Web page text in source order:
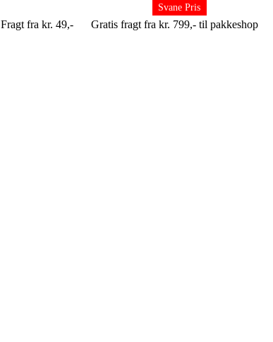
Fragt fra kr. 49,-
Gratis fragt fra kr. 799,- til pakkeshop
Svane Pris
Svane Pris
Svane Pris
Svane Pris
Svane Pris
Svane Pris